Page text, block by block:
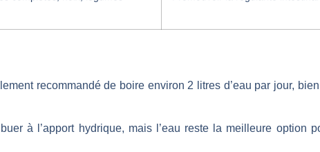
recommandé de boire environ 2 litres d’eau par jour,
à l’apport hydrique, mais l’eau reste la meilleure option